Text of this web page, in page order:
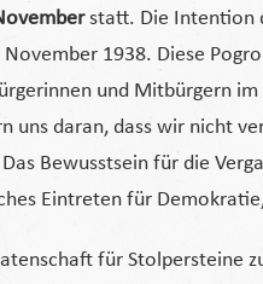
statt. Die Intention
1938. Diese
und Mitbürgern
uns daran, dass wir nicht
Bewusstsein für die
Eintreten für
für Stolpersteine